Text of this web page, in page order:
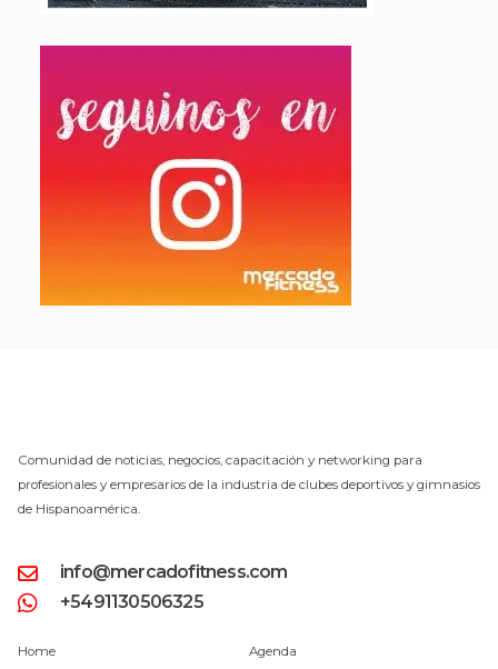
Comunidad de noticias, negocios, capacitación y networking para
profesionales y empresarios de la industria de clubes deportivos y gimnasios
de Hispanoamérica.
info@mercadofitness.com
+5491130506325
Home Agenda